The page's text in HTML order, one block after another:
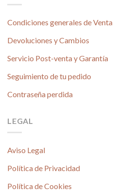
Condiciones generales de Venta
Devoluciones y Cambios
Servicio Post-venta y Garantía
Seguimiento de tu pedido
Contraseña perdida
LEGAL
Aviso Legal
Política de Privacidad
Política de Cookies